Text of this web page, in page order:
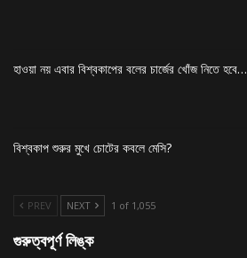
হাওয়া নয় এবার বিশ্বকাপের বলের চার্জের খোঁজ নিতে হবে…
বিশ্বকাপ শুরুর মুখে চোটের কবলে মেসি?
PREV NEXT 1 of 1,055
গুরুত্বপূর্ণ লিঙ্ক